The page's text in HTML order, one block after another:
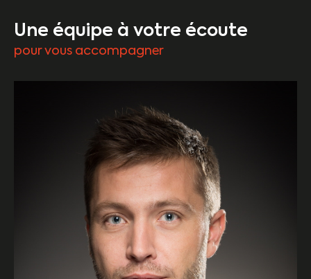
Une équipe à votre écoute
pour vous accompagner